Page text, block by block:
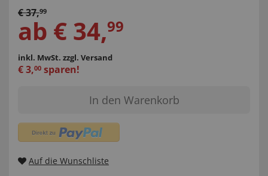
€37,99
ab € 34,99
inkl. MwSt. zzgl. Versand
€3,00 sparen!
In den Warenkorb
Auf die Wunschliste